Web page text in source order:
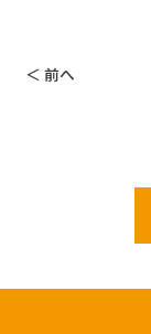
＜ 前へ